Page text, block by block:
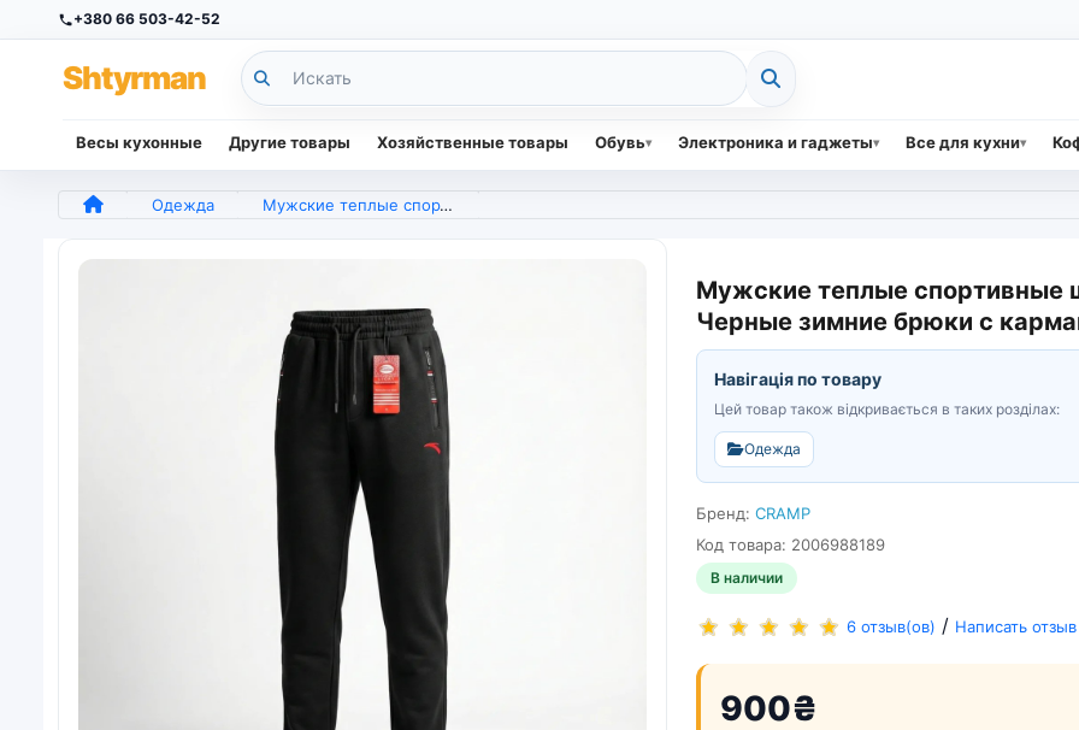
+380 66 503-42-52
Shtyrman
Весы кухонные Другие товары Хозяйственные товары Обувь Электроника и гаджеты Все для кухни
Одежда Мужские теплые спортивные штаны Cramp прямые на флисе. Черные зимние брюки с карманами M-XXXL (арт. 5887)
Мужские теплые спортивные
Черные зимние брюки с
Навігація по товару
Цей товар також відкривається в таких розділах:
Одежда
Бренд: CRAMP
Код товара: 2006988189
В наличии
6 отзыв(ов) / Написать отзыв
900₴